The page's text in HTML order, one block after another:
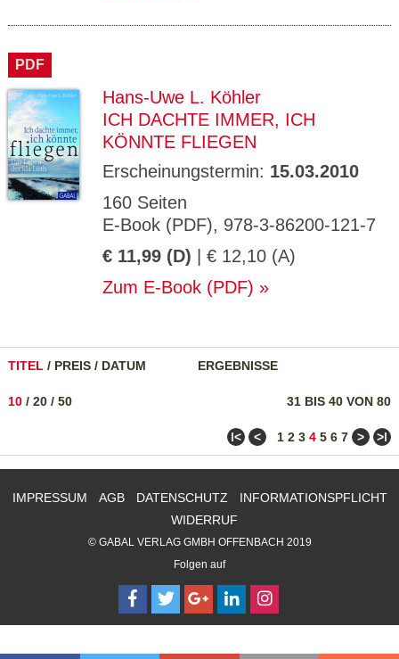
PDF
Hans-Uwe L. Köhler
ICH DACHTE IMMER, ICH
KÖNNTE FLIEGEN
Erscheinungstermin: 15.03.2010
160 Seiten
E-Book (PDF), 978-3-86200-121-7
€ 11,99 (D) | € 12,10 (A)
Zum E-Book (PDF)
TITEL / PREIS / DATUM ERGEBNISSE
31 BIS 40 VON 80
10 / 20 / 50
ǀ< < 1 2 3 4 5 6 7 > >ǀ
IMPRESSUM AGB DATENSCHUTZ
INFORMATIONSPFLICHT
WIDERRUF
© GABAL VERLAG GMBH OFFENBACH 2019
Folgen auf